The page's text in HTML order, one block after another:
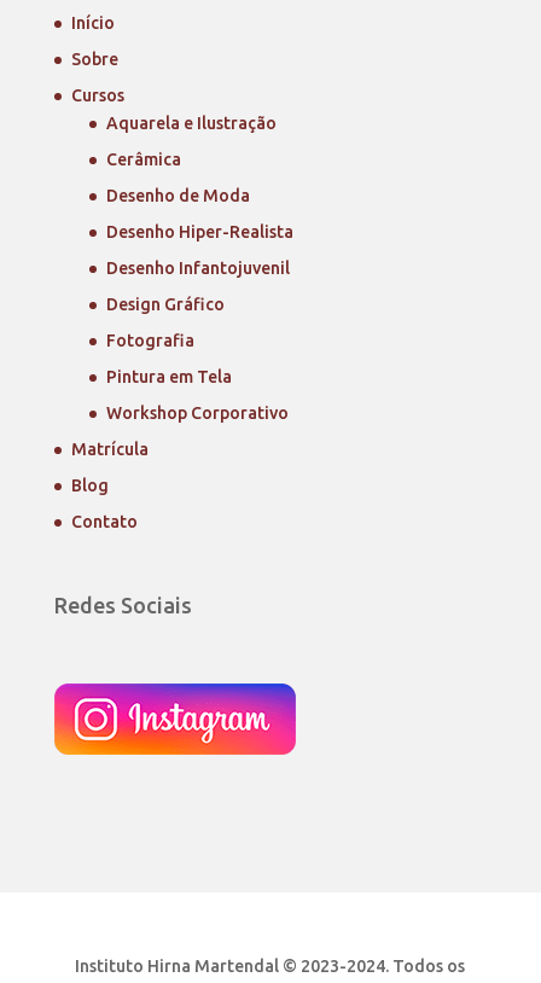
Início
Sobre
Cursos
Aquarela e Ilustração
Cerâmica
Desenho de Moda
Desenho Hiper-Realista
Desenho Infantojuvenil
Design Gráfico
Fotografia
Pintura em Tela
Workshop Corporativo
Matrícula
Blog
Contato
Redes Sociais
Instituto Hirna Martendal © 2023-2024. Todos os